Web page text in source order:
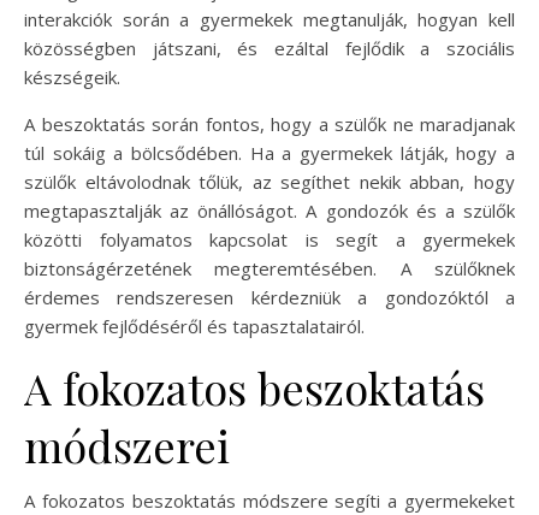
interakciók során a gyermekek megtanulják, hogyan kell
közösségben játszani, és ezáltal fejlődik a szociális
készségeik.
A beszoktatás során fontos, hogy a szülők ne maradjanak
túl sokáig a bölcsődében. Ha a gyermekek látják, hogy a
szülők eltávolodnak tőlük, az segíthet nekik abban, hogy
megtapasztalják az önállóságot. A gondozók és a szülők
közötti folyamatos kapcsolat is segít a gyermekek
biztonságérzetének megteremtésében. A szülőknek
érdemes rendszeresen kérdezniük a gondozóktól a
gyermek fejlődéséről és tapasztalatairól.
A fokozatos beszoktatás
módszerei
A fokozatos beszoktatás módszere segíti a gyermekeket